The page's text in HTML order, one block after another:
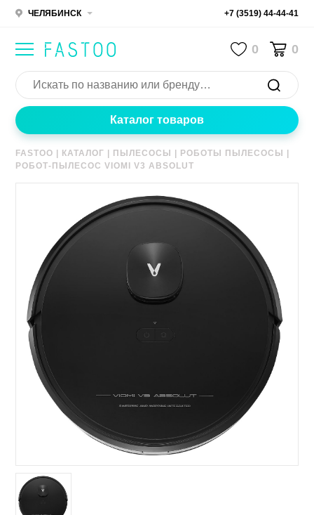
ЧЕЛЯБИНСК +7 (3519) 44-44-41
0 0
Каталог товаров
FASTOO КАТАЛОГ ПЫЛЕСОСЫ РОБОТЫ ПЫЛЕСОСЫ
РОБОТ-ПЫЛЕСОС VIOMI V3 ABSOLUT